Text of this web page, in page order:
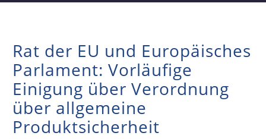
Rat der EU und Europäisches
Parlament: Vorläufige
Einigung über Verordnung
über allgemeine
Produktsicherheit